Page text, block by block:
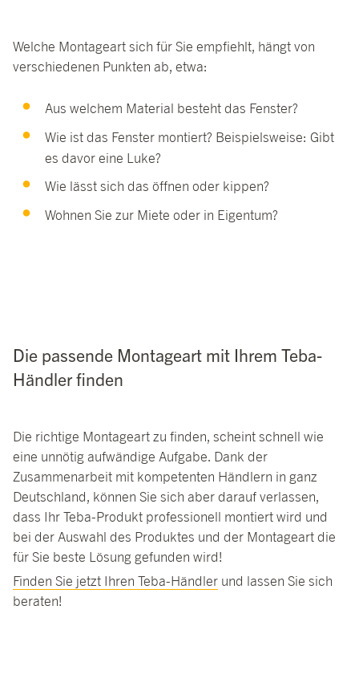
Welche Montageart sich für Sie empfiehlt, hängt von
verschiedenen Punkten ab, etwa:
Aus welchem Material besteht das Fenster?
Wie ist das Fenster montiert? Beispielsweise: Gibt
es davor eine Luke?
Wie lässt sich das öffnen oder kippen?
Wohnen Sie zur Miete oder in Eigentum?
Die passende Montageart mit Ihrem Teba-
Händler finden
Die richtige Montageart zu finden, scheint schnell wie
eine unnötig aufwändige Aufgabe. Dank der
Zusammenarbeit mit kompetenten Händlern in ganz
Deutschland, können Sie sich aber darauf verlassen,
dass Ihr Teba-Produkt professionell montiert wird und
bei der Auswahl des Produktes und der Montageart die
für Sie beste Lösung gefunden wird!
Finden Sie jetzt Ihren Teba-Händler und lassen Sie sich
beraten!